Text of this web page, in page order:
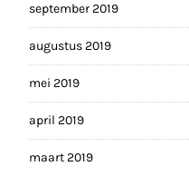
september 2019
augustus 2019
mei 2019
april 2019
maart 2019